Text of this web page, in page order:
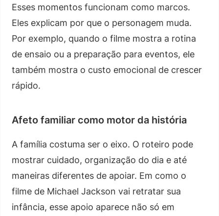
Esses momentos funcionam como marcos.
Eles explicam por que o personagem muda.
Por exemplo, quando o filme mostra a rotina
de ensaio ou a preparação para eventos, ele
também mostra o custo emocional de crescer
rápido.
Afeto familiar como motor da história
A família costuma ser o eixo. O roteiro pode
mostrar cuidado, organização do dia e até
maneiras diferentes de apoiar. Em como o
filme de Michael Jackson vai retratar sua
infância, esse apoio aparece não só em